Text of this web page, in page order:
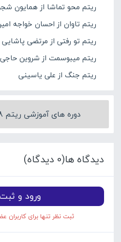
ریتم محو تماشا از همایون
ریتم تاوان از احسان خواجه
ریتم تو رفتی از مرتضی پاشایی
ریتم میبوسمت از شروین حاجی
ریتم جنگ از علی یاسینی
دوره های آموزشی ریتم 6/8 سنگین گیتار
دیدگاه ها(0 دیدگاه)
ورود و
ثبت نظر تنها برای کاربران